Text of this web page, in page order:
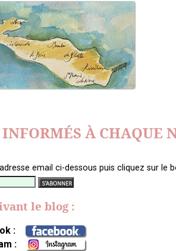
INFORMÉS À CHAQUE
email ci-dessous puis cliquez sur le
le blog :
:
: